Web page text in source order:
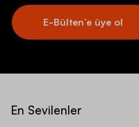
E-Bülten’e üye ol
En Sevilenler